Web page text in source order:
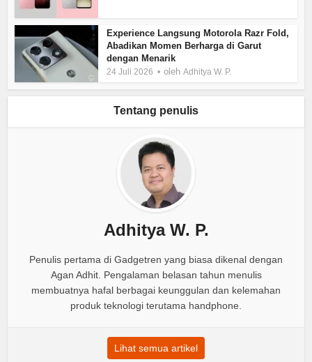
Experience Langsung Motorola Razr Fold,
Abadikan Momen Berharga di Garut
dengan Menarik
24 Juli 2026 olehAdhitya W. P.
Tentang penulis
Adhitya W. P.
Penulis pertama di Gadgetren yang biasa dikenal dengan
Agan Adhit. Pengalaman belasan tahun menulis
membuatnya hafal berbagai keunggulan dan kelemahan
produk teknologi terutama handphone.
Lihat semua artikel